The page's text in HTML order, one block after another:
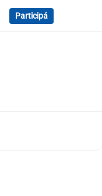
Participá